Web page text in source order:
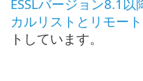
ESSLバージョン8.1
カルリストとリモー
トしています。